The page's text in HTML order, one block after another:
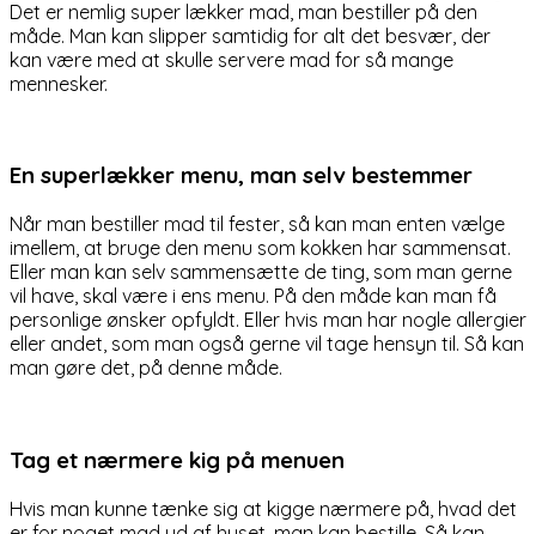
Det er nemlig super lækker mad, man bestiller på den
måde. Man kan slipper samtidig for alt det besvær, der
kan være med at skulle servere mad for så mange
mennesker.
En superlækker menu, man selv bestemmer
Når man bestiller mad til fester, så kan man enten vælge
imellem, at bruge den menu som kokken har sammensat.
Eller man kan selv sammensætte de ting, som man gerne
vil have, skal være i ens menu. På den måde kan man få
personlige ønsker opfyldt. Eller hvis man har nogle allergier
eller andet, som man også gerne vil tage hensyn til. Så kan
man gøre det, på denne måde.
Tag et nærmere kig på menuen
Hvis man kunne tænke sig at kigge nærmere på, hvad det